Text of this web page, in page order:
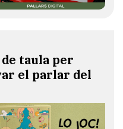
taula per
el parlar del